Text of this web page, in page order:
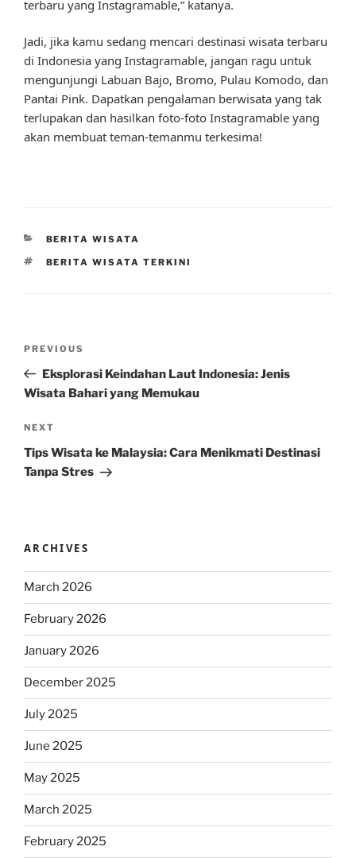
terbaru yang Instagramable,” katanya.
Jadi, jika kamu sedang mencari destinasi wisata terbaru
di Indonesia yang Instagramable, jangan ragu untuk
mengunjungi Labuan Bajo, Bromo, Pulau Komodo, dan
Pantai Pink. Dapatkan pengalaman berwisata yang tak
terlupakan dan hasilkan foto-foto Instagramable yang
akan membuat teman-temanmu terkesima!
CATEGORIES
BERITA WISATA
TAGS
BERITA WISATA TERKINI
Previous
Post
PREVIOUS
Eksplorasi Keindahan Laut Indonesia: Jenis
Wisata Bahari yang Memukau
Next
Post
NEXT
Tips Wisata ke Malaysia: Cara Menikmati Destinasi
Tanpa Stres
ARCHIVES
March 2026
February 2026
January 2026
December 2025
July 2025
June 2025
May 2025
March 2025
February 2025